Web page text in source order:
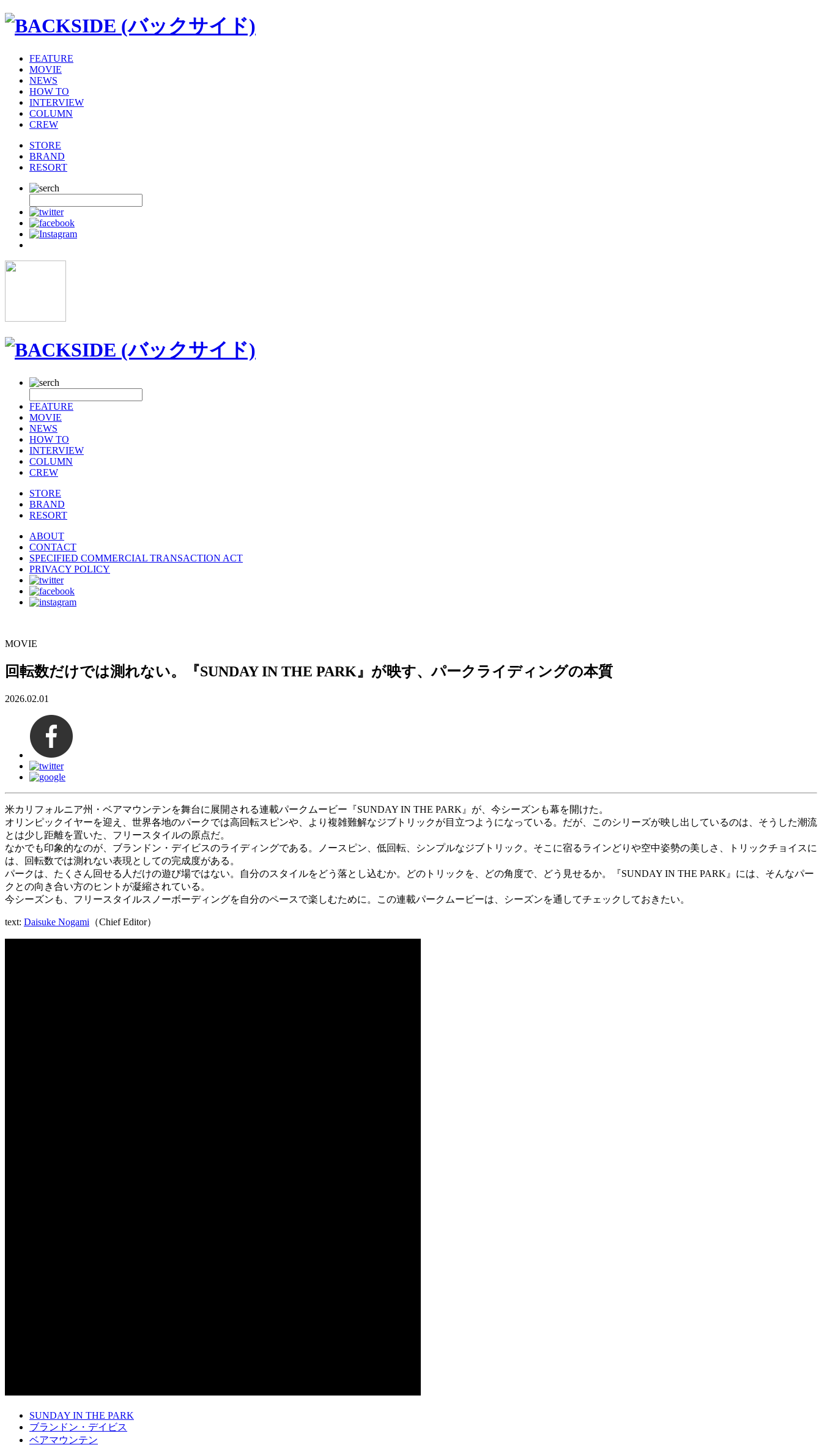
FEATURE
MOVIE
NEWS
HOW TO
INTERVIEW
COLUMN
CREW
STORE
BRAND
RESORT
FEATURE
MOVIE
NEWS
HOW TO
INTERVIEW
COLUMN
CREW
STORE
BRAND
RESORT
ABOUT
CONTACT
SPECIFIED COMMERCIAL TRANSACTION ACT
PRIVACY POLICY
MOVIE
回転数だけでは測れない。『SUNDAY IN THE PARK』が映す、パークライディングの本質
2026.02.01
米カリフォルニア州・ベアマウンテンを舞台に展開される連載パークムービー『SUNDAY IN THE PARK』が、今シーズンも幕を開けた。
オリンピックイヤーを迎え、世界各地のパークでは高回転スピンや、より複雑難解なジブトリックが目立つようになっている。だが、このシリーズが映し出しているのは、そうした潮流
とは少し距離を置いた、フリースタイルの原点だ。
なかでも印象的なのが、ブランドン・デイビスのライディングである。ノースピン、低回転、シンプルなジブトリック。そこに宿るラインどりや空中姿勢の美しさ、トリックチョイスに
は、回転数では測れない表現としての完成度がある。
パークは、たくさん回せる人だけの遊び場ではない。自分のスタイルをどう落とし込むか。どのトリックを、どの角度で、どう見せるか。『SUNDAY IN THE PARK』には、そんなパー
クとの向き合い方のヒントが凝縮されている。
今シーズンも、フリースタイルスノーボーディングを自分のペースで楽しむために。この連載パークムービーは、シーズンを通してチェックしておきたい。
text: Daisuke Nogami （Chief Editor）
SUNDAY IN THE PARK
ブランドン・デイビス
ベアマウンテン